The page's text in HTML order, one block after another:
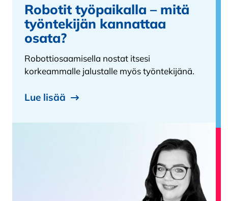
Robotit työpaikalla – mitä
työntekijän kannattaa
osata?
Robottiosaamisella nostat itsesi
korkeammalle jalustalle myös työntekijänä.
Lue lisää